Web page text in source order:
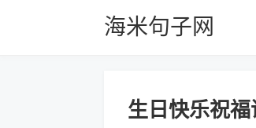
海米句子网
生日快乐祝